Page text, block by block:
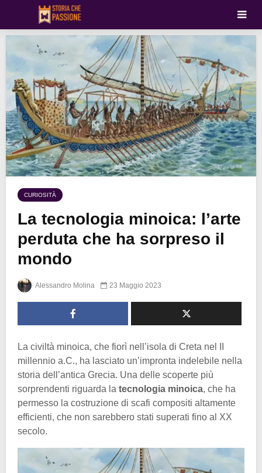
CURIOSITÀ
La tecnologia minoica: l’arte
perduta che ha sorpreso il
mondo
Alessandro Molina 23 Maggio 2023
La civiltà minoica, che fiorì nell’isola di Creta nel II
millennio a.C., ha lasciato un’impronta indelebile nella
storia dell’antica Grecia. Una delle scoperte più
sorprendenti riguarda la tecnologia minoica, che ha
permesso la costruzione di scafi compositi altamente
efficienti, che non sarebbero stati superati fino al XX
secolo.